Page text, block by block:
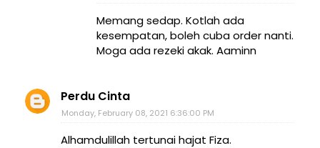
Memang sedap. Kotlah ada
kesempatan, boleh cuba order nanti.
Moga ada rezeki akak. Aaminn
Perdu Cinta
Monday, February 08, 2021 6:36:00 PM
Alhamdulillah tertunai hajat Fiza.